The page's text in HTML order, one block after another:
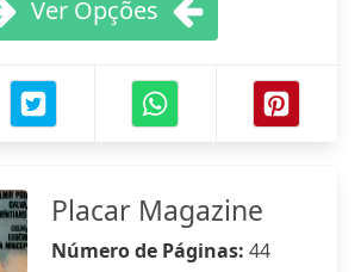
Ver Opções
Placar Magazine
Número de Páginas: 44